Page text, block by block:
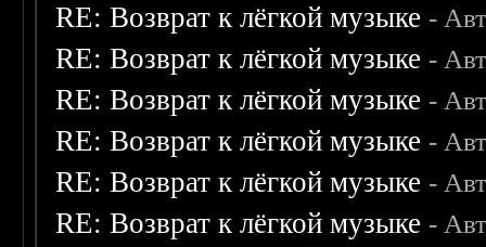
RE: Возврат к лёгкой музыке -
RE: Возврат к лёгкой музыке -
RE: Возврат к лёгкой музыке -
RE: Возврат к лёгкой музыке -
RE: Возврат к лёгкой музыке -
RE: Возврат к лёгкой музыке -